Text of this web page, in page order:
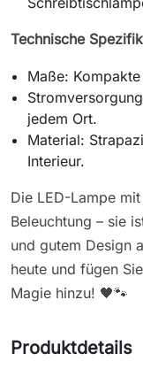
Technische
Maße:
jedem Ort.
Material:
Interieur.
Die LED-Lampe
Beleuchtung – sie
und gutem Design
heute und fügen
Magie hinzu! 🖤🐾
Produktdetails